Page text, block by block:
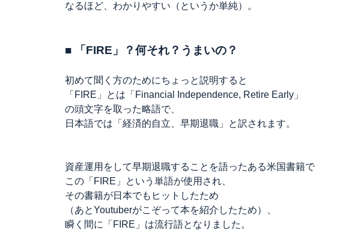
なるほど、わかりやすい（というか単純）。
■ 「FIRE」？何それ？うまいの？
初めて聞く方のためにちょっと説明すると
「FIRE」とは「Financial Independence, Retire Early」
の頭文字を取った略語で、
日本語では「経済的自立、早期退職」と訳されます。
資産運用をして早期退職することを語ったある米国書籍で
この「FIRE」という単語が使用され、
その書籍が日本でもヒットしたため
（あとYoutuberがこぞって本を紹介したため）、
瞬く間に「FIRE」は流行語となりました。